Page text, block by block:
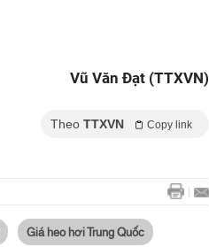
Vũ Văn Đạt (TTXVN)
Theo TTXVN Copy link
Giá heo hơi Trung Quốc